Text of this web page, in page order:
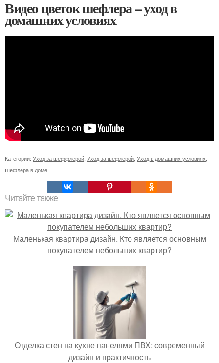
Видео цветок шефлера – уход в
домашних условиях
Категории: Уход за шеффлерой Уход за шефлерой Уход в домашних условиях
Шефлера в доме
Читайте также
Маленькая квартира дизайн. Кто является основным
покупателем небольших квартир?
Отделка стен на кухне панелями ПВХ: современный
дизайн и практичность